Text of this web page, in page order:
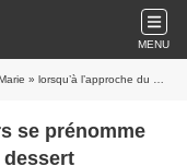
MENU
montèrent sur l’estrade l’ambiance était chaude bouillante
se prénomme
dessert